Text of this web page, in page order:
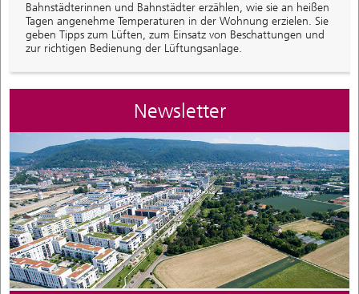
Bahnstädterinnen und Bahnstädter erzählen, wie sie an heißen
Tagen angenehme Temperaturen in der Wohnung erzielen. Sie
geben Tipps zum Lüften, zum Einsatz von Beschattungen und
zur richtigen Bedienung der Lüftungsanlage.
Newsletter